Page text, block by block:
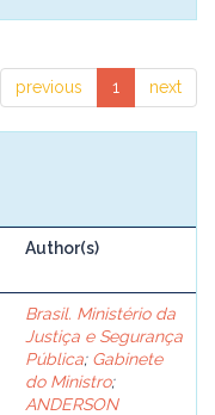
previous 1 next
Author(s)
Brasil. Ministério da
Justiça e Segurança
Pública; Gabinete
do Ministro;
ANDERSON